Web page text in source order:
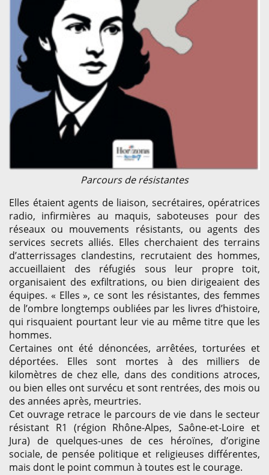
Parcours de résistantes
Elles étaient agents de liaison, secrétaires, opératrices
radio, infirmières au maquis, saboteuses pour des
réseaux ou mouvements résistants, ou agents des
services secrets alliés. Elles cherchaient des terrains
d’atterrissages clandestins, recrutaient des hommes,
accueillaient des réfugiés sous leur propre toit,
organisaient des exfiltrations, ou bien dirigeaient des
équipes. « Elles », ce sont les résistantes, des femmes
de l’ombre longtemps oubliées par les livres d’histoire,
qui risquaient pourtant leur vie au même titre que les
hommes.
Certaines ont été dénoncées, arrêtées, torturées et
déportées. Elles sont mortes à des milliers de
kilomètres de chez elle, dans des conditions atroces,
ou bien elles ont survécu et sont rentrées, des mois ou
des années après, meurtries.
Cet ouvrage retrace le parcours de vie dans le secteur
résistant R1 (région Rhône-Alpes, Saône-et-Loire et
Jura) de quelques-unes de ces héroïnes, d’origine
sociale, de pensée politique et religieuses différentes,
mais dont le point commun à toutes est le courage.